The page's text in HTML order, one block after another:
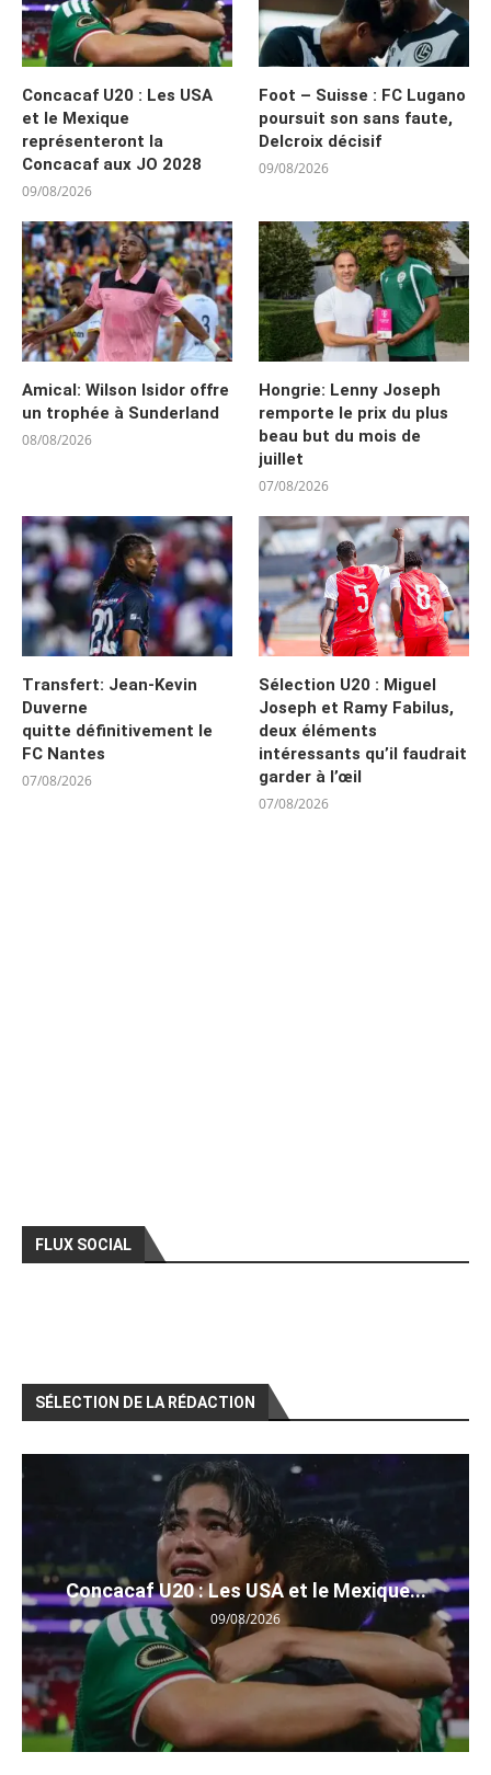
Concacaf U20 : Les USA
et le Mexique
représenteront la
Concacaf aux JO 2028
09/08/2026
Foot – Suisse : FC Lugano
poursuit son sans faute,
Delcroix décisif
09/08/2026
Amical: Wilson Isidor offre
un trophée à Sunderland
08/08/2026
Hongrie: Lenny Joseph
remporte le prix du plus
beau but du mois de
juillet
07/08/2026
Transfert: Jean-Kevin
Duverne
quitte définitivement le
FC Nantes
07/08/2026
Sélection U20 : Miguel
Joseph et Ramy Fabilus,
deux éléments
intéressants qu’il faudrait
garder à l’œil
07/08/2026
FLUX SOCIAL
SÉLECTION DE LA RÉDACTION
Concacaf U20 : Les USA et le Mexique...
09/08/2026